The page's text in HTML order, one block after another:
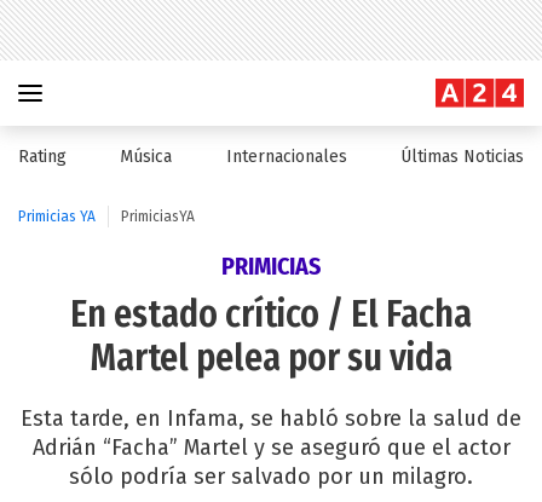
Rating Música Internacionales Últimas Noticias
Primicias YA PrimiciasYA
PRIMICIAS
En estado crítico / El Facha
Martel pelea por su vida
Esta tarde, en Infama, se habló sobre la salud de
Adrián “Facha” Martel y se aseguró que el actor
sólo podría ser salvado por un milagro.